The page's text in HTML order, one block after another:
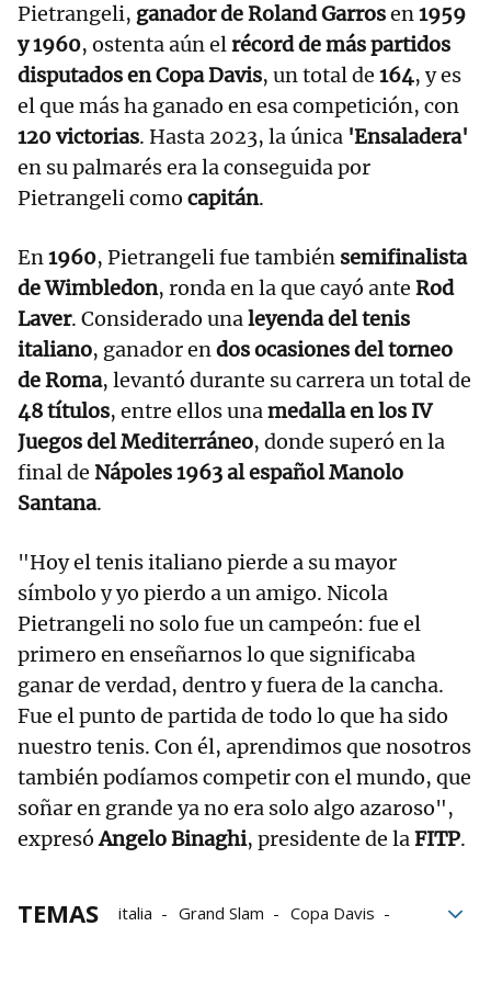
Pietrangeli, ganador de Roland Garrosen1959
y 1960, ostenta aún elrécord de más partidos
disputados en Copa Davis, un total de 164, y es
el que más ha ganado en esa competición, con
120 victorias. Hasta 2023, la única 'Ensaladera'
en su palmarés era la conseguida por
Pietrangeli como capitán.
En1960, Pietrangeli fue también semifinalista
de Wimbledon, ronda en la que cayó ante Rod
Laver. Considerado unaleyenda del tenis
italiano, ganador endos ocasiones del torneo
de Roma, levantó durante su carrera un total de
48 títulos, entre ellos unamedalla en los IV
Juegos del Mediterráneo, donde superó en la
final de Nápoles 1963 al español Manolo
Santana.
"Hoy el tenis italiano pierde a su mayor
símbolo y yo pierdo a un amigo. Nicola
Pietrangeli no solo fue un campeón: fue el
primero en enseñarnos lo que significaba
ganar de verdad, dentro y fuera de la cancha.
Fue el punto de partida de todo lo que ha sido
nuestro tenis. Con él, aprendimos que nosotros
también podíamos competir con el mundo, que
soñar en grande ya no era solo algo azaroso",
expresóAngelo Binaghi, presidente de laFITP.
TEMAS italia Grand Slam
Copa Davis